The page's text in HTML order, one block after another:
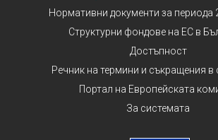
Нормативни документи за периода
Структурни фондове на ЕС в
Достъпност
Речник на термини и съкращения в
Портал на Европейската
За системата